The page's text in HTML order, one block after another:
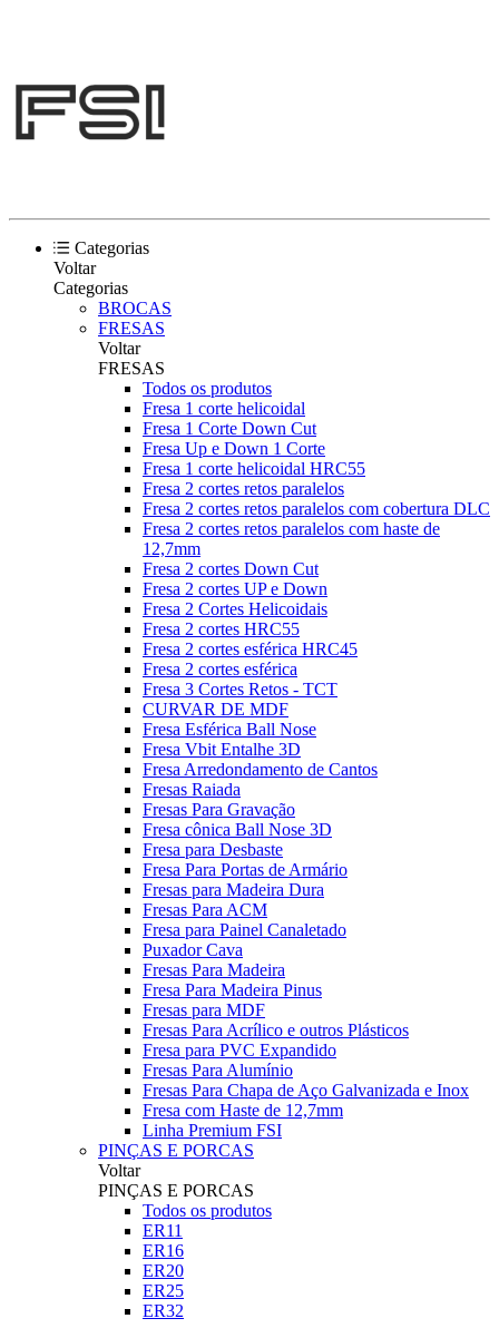
Categorias
Voltar
Categorias
BROCAS
FRESAS
Voltar
FRESAS
Todos os produtos
Fresa 1 corte helicoidal
Fresa 1 Corte Down Cut
Fresa Up e Down 1 Corte
Fresa 1 corte helicoidal HRC55
Fresa 2 cortes retos paralelos
Fresa 2 cortes retos paralelos com cobertura DLC
Fresa 2 cortes retos paralelos com haste de
12,7mm
Fresa 2 cortes Down Cut
Fresa 2 cortes UP e Down
Fresa 2 Cortes Helicoidais
Fresa 2 cortes HRC55
Fresa 2 cortes esférica HRC45
Fresa 2 cortes esférica
Fresa 3 Cortes Retos - TCT
CURVAR DE MDF
Fresa Esférica Ball Nose
Fresa Vbit Entalhe 3D
Fresa Arredondamento de Cantos
Fresas Raiada
Fresas Para Gravação
Fresa cônica Ball Nose 3D
Fresa para Desbaste
Fresa Para Portas de Armário
Fresas para Madeira Dura
Fresas Para ACM
Fresa para Painel Canaletado
Puxador Cava
Fresas Para Madeira
Fresa Para Madeira Pinus
Fresas para MDF
Fresas Para Acrílico e outros Plásticos
Fresa para PVC Expandido
Fresas Para Alumínio
Fresas Para Chapa de Aço Galvanizada e Inox
Fresa com Haste de 12,7mm
Linha Premium FSI
PINÇAS E PORCAS
Voltar
PINÇAS E PORCAS
Todos os produtos
ER11
ER16
ER20
ER25
ER32